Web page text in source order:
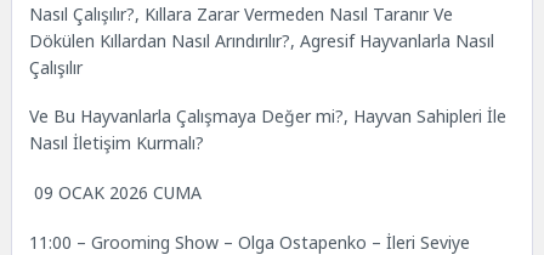
Nasıl Çalışılır?, Kıllara Zarar Vermeden Nasıl Taranır Ve
Dökülen Kıllardan Nasıl Arındırılır?, Agresif Hayvanlarla Nasıl
Çalışılır
Ve Bu Hayvanlarla Çalışmaya Değer mi?, Hayvan Sahipleri İle
Nasıl İletişim Kurmalı?
09 OCAK 2026 CUMA
11:00 – Grooming Show – Olga Ostapenko – İleri Seviye